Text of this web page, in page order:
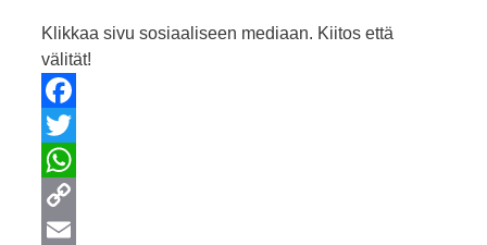
Klikkaa sivu sosiaaliseen mediaan. Kiitos että
välität!
Facebook
Twitter
WhatsApp
Copy